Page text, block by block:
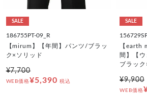
SALE
186755PT-09_R
【mirum】【年間】パンツ/ブラッ
ク×ソリッド
¥7,700
WEB価格¥5,390 税込
SALE
【earth
間】【
ブラッ
¥9,900
WEB価格